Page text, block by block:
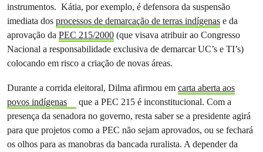
instrumentos. Kátia, por exemplo, é defensora da suspensão
imediata dos processos de demarcação de terras indígenas e da
aprovação da PEC 215/2000 (que visava atribuir ao Congresso
Nacional a responsabilidade exclusiva de demarcar UC’s e TI’s)
colocando em risco a criação de novas áreas.
Durante a corrida eleitoral, Dilma afirmou em carta aberta aos
povos indígenas
que a PEC 215 é inconstitucional. Com a
presença da senadora no governo, resta saber se a presidente agirá
para que projetos como a PEC não sejam aprovados, ou se fechará
os olhos para as manobras da bancada ruralista. A depender da